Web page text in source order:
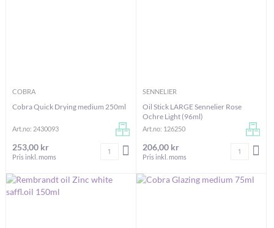
COBRA
Cobra Quick Drying medium 250ml
Art.no: 2430093
253,00 kr
Pris inkl. moms
Antal LÄGG I VARUKORGEN
SENNELIER
Oil Stick LARGE Sennelier Rose
Ochre Light (96ml)
Art.no: 126250
206,00 kr
Pris inkl. moms
Antal